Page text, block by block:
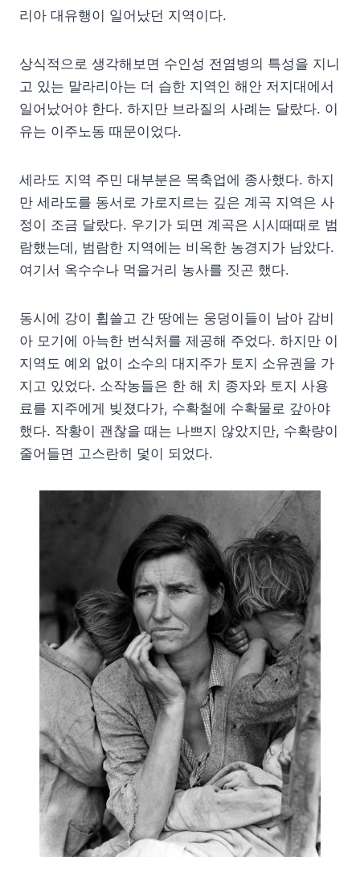
리아 대유행이 일어났던 지역이다.
상식적으로 생각해보면 수인성 전염병의 특성을 지니
고 있는 말라리아는 더 습한 지역인 해안 저지대에서
일어났어야 한다. 하지만 브라질의 사례는 달랐다. 이
유는 이주노동 때문이었다.
세라도 지역 주민 대부분은 목축업에 종사했다. 하지
만 세라도를 동서로 가로지르는 깊은 계곡 지역은 사
정이 조금 달랐다. 우기가 되면 계곡은 시시때때로 범
람했는데, 범람한 지역에는 비옥한 농경지가 남았다.
여기서 옥수수나 먹을거리 농사를 짓곤 했다.
동시에 강이 휩쓸고 간 땅에는 웅덩이들이 남아 감비
아 모기에 아늑한 번식처를 제공해 주었다. 하지만 이
지역도 예외 없이 소수의 대지주가 토지 소유권을 가
지고 있었다. 소작농들은 한 해 치 종자와 토지 사용
료를 지주에게 빚졌다가, 수확철에 수확물로 갚아야
했다. 작황이 괜찮을 때는 나쁘지 않았지만, 수확량이
줄어들면 고스란히 덫이 되었다.